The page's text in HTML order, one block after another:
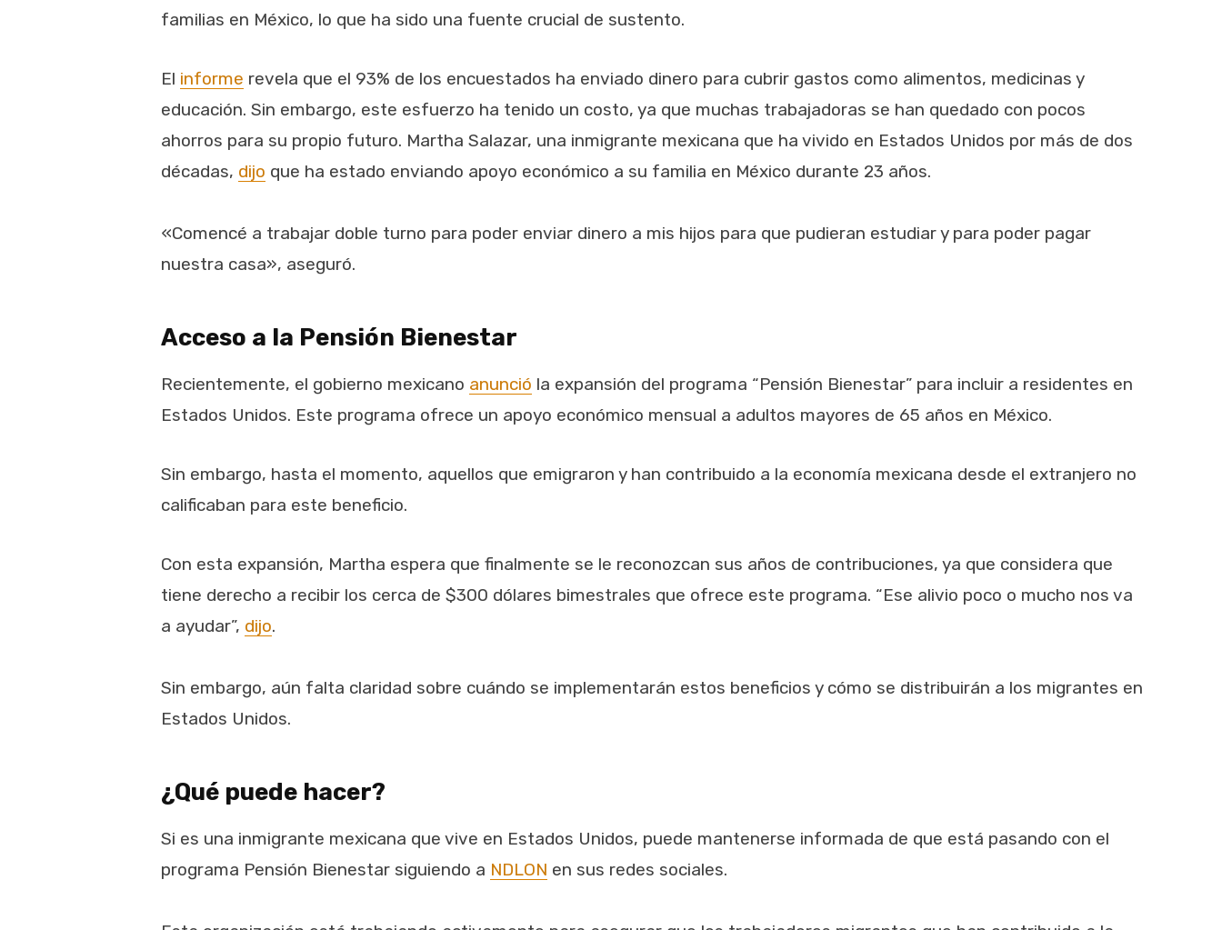
familias en México, lo que ha sido una fuente crucial de sustento.
El informe revela que el 93% de los encuestados ha enviado dinero para cubrir gastos como alimentos, medicinas y
educación. Sin embargo, este esfuerzo ha tenido un costo, ya que muchas trabajadoras se han quedado con pocos
ahorros para su propio futuro. Martha Salazar, una inmigrante mexicana que ha vivido en Estados Unidos por más de dos
décadas, dijo que ha estado enviando apoyo económico a su familia en México durante 23 años.
«Comencé a trabajar doble turno para poder enviar dinero a mis hijos para que pudieran estudiar y para poder pagar
nuestra casa», aseguró.
Acceso a la Pensión Bienestar
Recientemente, el gobierno mexicano anunció la expansión del programa “Pensión Bienestar” para incluir a residentes en
Estados Unidos. Este programa ofrece un apoyo económico mensual a adultos mayores de 65 años en México.
Sin embargo, hasta el momento, aquellos que emigraron y han contribuido a la economía mexicana desde el extranjero no
calificaban para este beneficio.
Con esta expansión, Martha espera que finalmente se le reconozcan sus años de contribuciones, ya que considera que
tiene derecho a recibir los cerca de $300 dólares bimestrales que ofrece este programa. “Ese alivio poco o mucho nos va
a ayudar”, dijo.
Sin embargo, aún falta claridad sobre cuándo se implementarán estos beneficios y cómo se distribuirán a los migrantes en
Estados Unidos.
¿Qué puede hacer?
Si es una inmigrante mexicana que vive en Estados Unidos, puede mantenerse informada de que está pasando con el
programa Pensión Bienestar siguiendo a NDLON en sus redes sociales.